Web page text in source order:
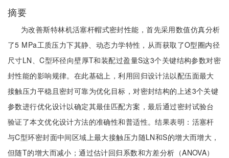
摘要
为改善斯特林机活塞杆帽式密封性能，首先采用数值仿真分析
了5 MPa工质压力下其静、动态力学特性，从而获取了O型圈内径
尺寸LN、C型环径向壁厚T和装配过盈量S这3个关键结构参数对密
封性能的影响规律。在此基础上，利用回归设计法以配伍面最大
接触压力平稳且密封可靠为优化目标，对密封结构的上述3个关键
参数进行优化设计以确定其最佳匹配方案，最后通过密封试验台
验证了本文优化设计方法的准确性和普适性。结果表明：活塞杆
与C型环密封面中间区域上最大接触压力随LN和S的增大而增大，
但随T的增大而减小；通过估计回归系数和方差分析（ANOVA）